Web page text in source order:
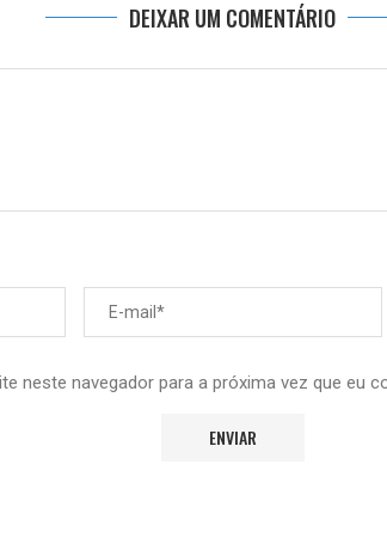
DEIXAR UM COMENTÁRIO
neste navegador para a próxima vez que eu